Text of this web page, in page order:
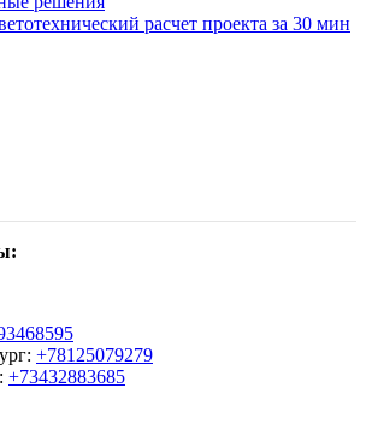
расчет проекта за 30 мин
+78125079279
+73432883685